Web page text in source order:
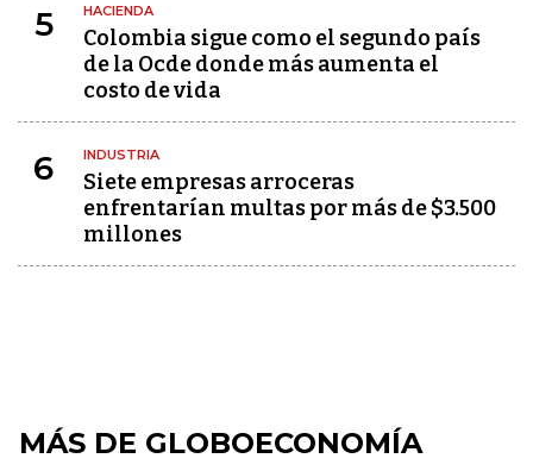
5 HACIENDA
Colombia sigue como el segundo país
de la Ocde donde más aumenta el
costo de vida
6 INDUSTRIA
Siete empresas arroceras
enfrentarían multas por más de $3.500
millones
MÁS DE GLOBOECONOMÍA